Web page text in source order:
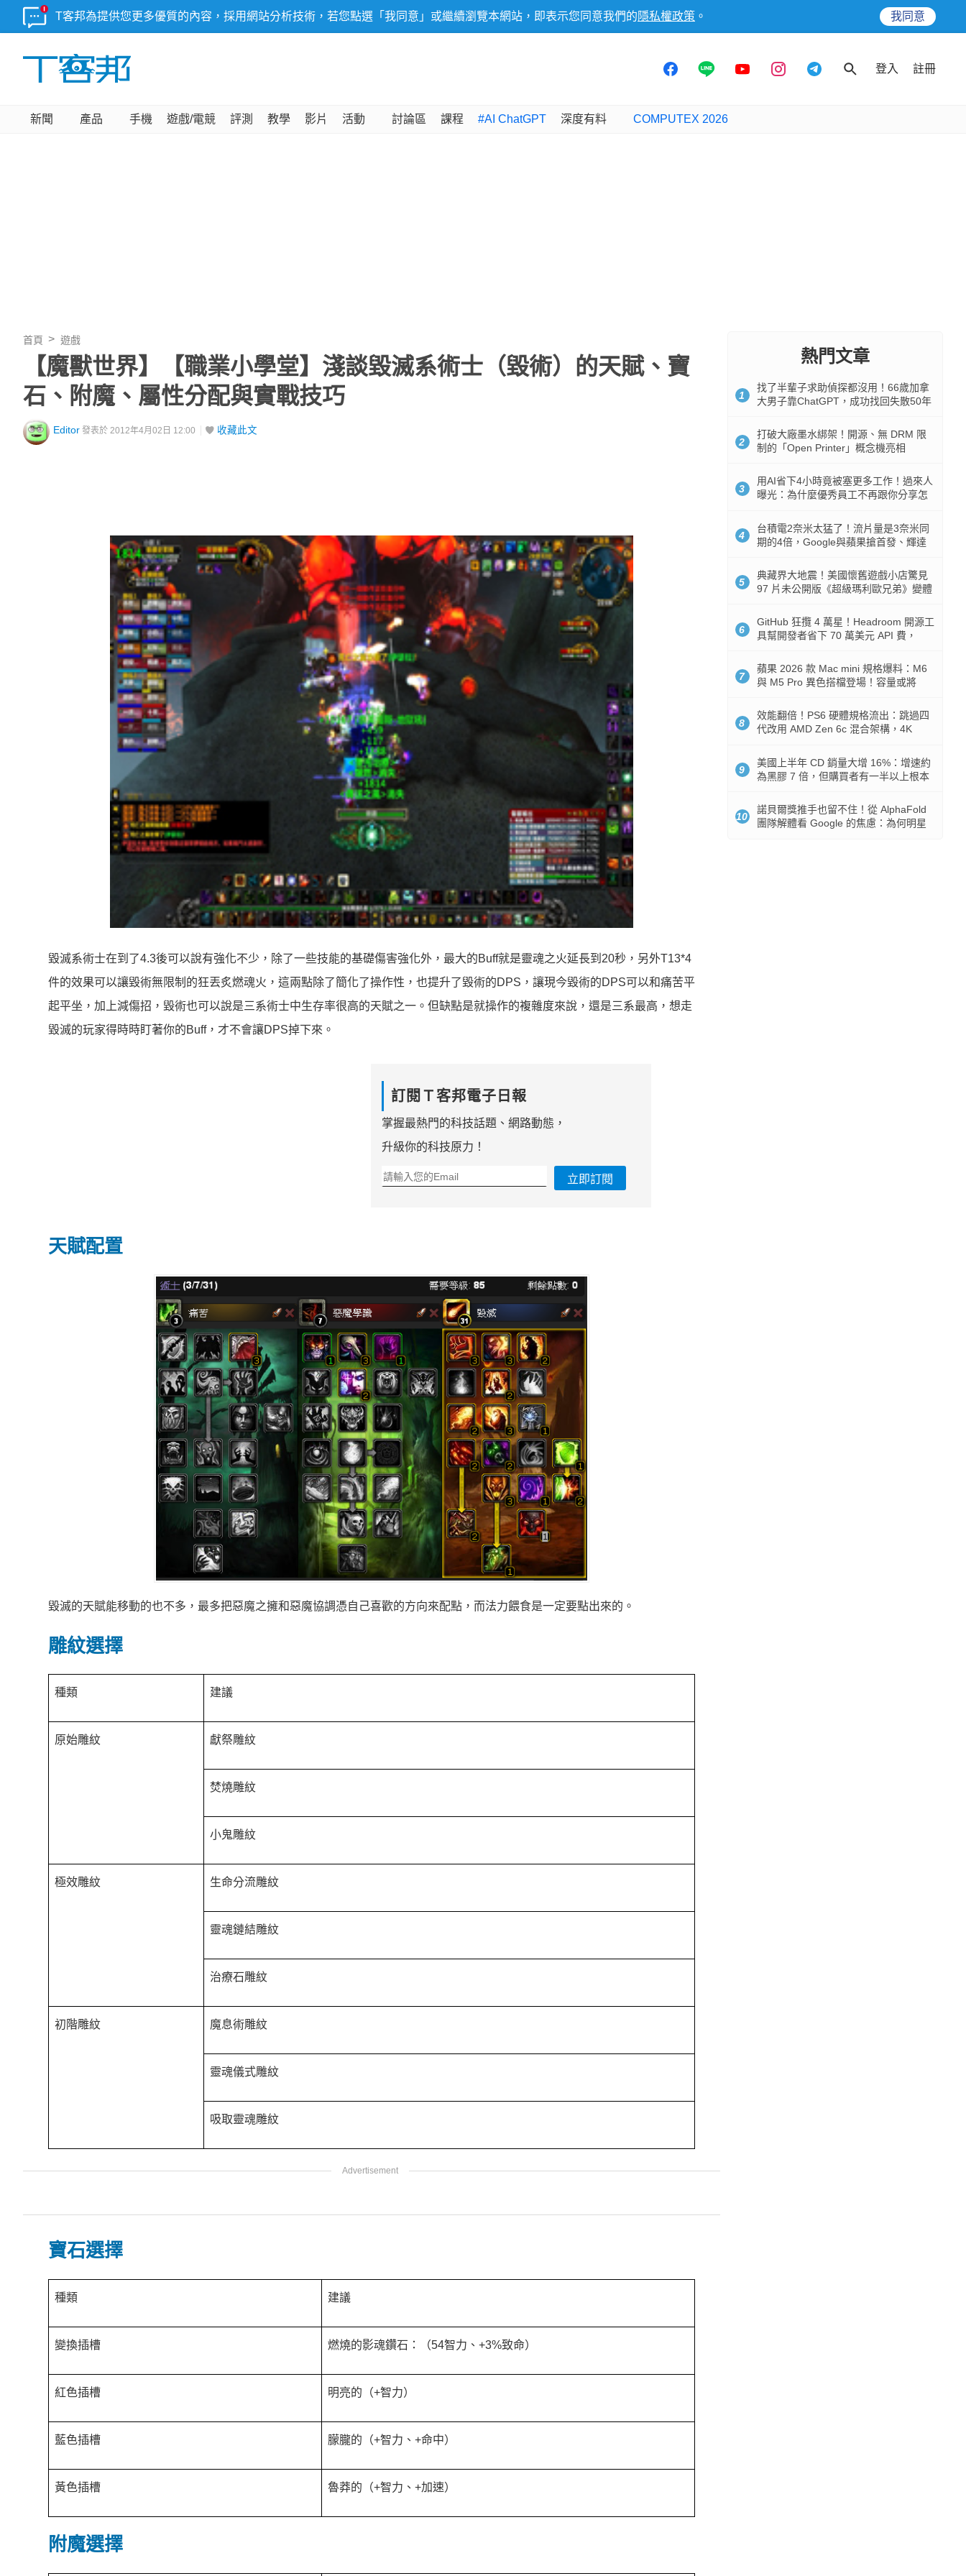
T客邦為提供您更多優質的內容，採用網站分析技術，若您點選「我同意」或繼續瀏覽本網站，即表示您同意我們的 隱私權政策 。 我同意
登入 註冊
新聞 產品 手機 遊戲/電競 評測 教學 影片 活動 討論區 課程 #AI ChatGPT 深度有料 COMPUTEX 2026
首頁 遊戲
【魔獸世界】【職業小學堂】淺談毀滅系術士（毀術）的天賦、寶
石、附魔、屬性分配與實戰技巧
Editor 發表於 2012年4月02日 12:00 收藏此文
毀滅系術士在到了4.3後可以說有強化不少，除了一些技能的基礎傷害強化外，最大的Buff就是靈魂之火延長到20秒，另外T13*4
件的效果可以讓毀術無限制的狂丟炙燃魂火，這兩點除了簡化了操作性，也提升了毀術的DPS，讓現今毀術的DPS可以和痛苦平
起平坐，加上減傷招，毀術也可以說是三系術士中生存率很高的天賦之一。但缺點是就操作的複雜度來說，還是三系最高，想走
毀滅的玩家得時時盯著你的Buff，才不會讓DPS掉下來。
訂閱Ｔ客邦電子日報
掌握最熱門的科技話題、網路動態，
升級你的科技原力！
立即訂閱
天賦配置
毀滅的天賦能移動的也不多，最多把惡魔之擁和惡魔協調憑自己喜歡的方向來配點，而法力餵食是一定要點出來的。
雕紋選擇
種類 建議
原始雕紋 獻祭雕紋
焚燒雕紋
小鬼雕紋
極效雕紋 生命分流雕紋
靈魂鏈結雕紋
治療石雕紋
初階雕紋 魔息術雕紋
靈魂儀式雕紋
吸取靈魂雕紋
寶石選擇
種類 建議
變換插槽 燃燒的影魂鑽石：（54智力、+3%致命）
紅色插槽 明亮的（+智力）
藍色插槽 朦朧的（+智力、+命中）
黃色插槽 魯莽的（+智力、+加速）
附魔選擇
熱門文章
1
找了半輩子求助偵探都沒用！66歲加拿
大男子靠ChatGPT，成功找回失散50年
2
打破大廠墨水綁架！開源、無 DRM 限
制的「Open Printer」概念機亮相
3
用AI省下4小時竟被塞更多工作！過來人
曝光：為什麼優秀員工不再跟你分享怎
4
台積電2奈米太猛了！流片量是3奈米同
期的4倍，Google與蘋果搶首發、輝達
5
典藏界大地震！美國懷舊遊戲小店驚見
97 片未公開版《超級瑪利歐兄弟》變體
6
GitHub 狂攬 4 萬星！Headroom 開源工
具幫開發者省下 70 萬美元 API 費，
7
蘋果 2026 款 Mac mini 規格爆料：M6
與 M5 Pro 異色搭檔登場！容量或將
8
效能翻倍！PS6 硬體規格流出：跳過四
代改用 AMD Zen 6c 混合架構，4K
9
美國上半年 CD 銷量大增 16%：增速約
為黑膠 7 倍，但購買者有一半以上根本
10
諾貝爾獎推手也留不住！從 AlphaFold
團隊解體看 Google 的焦慮：為何明星